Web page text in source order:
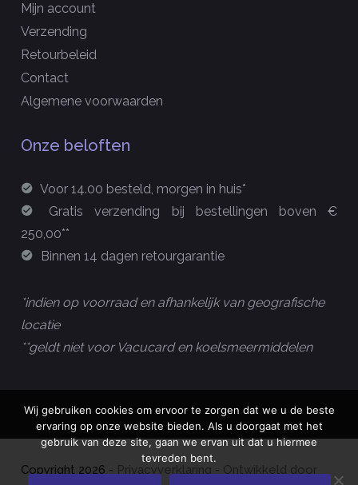
Mijn account
Verzending
Retourbeleid
Contact
Algemene voorwaarden
Onze beloften
Voor 14.00 besteld, morgen in huis*
Gratis verzending bij bestellingen boven €
250,00**
Binnen 14 dagen retourgarantie
*indien op voorraad en afhankelijk van geografische
locatie
**geldt niet voor Vacucard en koelsmeermiddelen
Copyright 2026 - Privacyverklaring - Ontwikkeld door
Wij gebruiken cookies om ervoor te zorgen dat we u de beste
ervaring op onze website bieden. Als u doorgaat met het
gebruik van deze site, gaan we ervan uit dat u hiermee
tevreden bent.